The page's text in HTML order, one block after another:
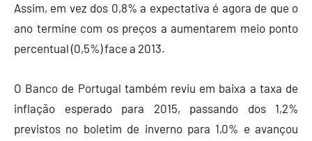
Assim, em vez dos 0,8% a expectativa é agora de que o
ano termine com os preços a aumentarem meio ponto
percentual (0,5%) face a 2013.
O Banco de Portugal também reviu em baixa a taxa de
inflação esperado para 2015, passando dos 1,2%
previstos no boletim de inverno para 1,0% e avançou